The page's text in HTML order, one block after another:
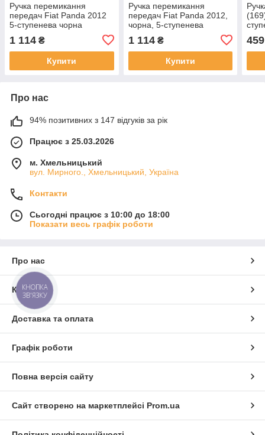
Ручка перемикання
передач Fiat Panda 2012
5-ступенева чорна
1 114 ₴
Купити
Ручка перемикання
передач Fiat Panda 2012,
чорна, 5-ступенева
1 114₴
Купити
459
Про нас
94% позитивних з 147 відгуків за рік
Працює з 25.03.2026
м. Хмельницький
вул. Мирного., Хмельницький, Україна
Контакти
Сьогодні працює з 10:00 до 18:00
Показати весь графік роботи
Про нас
Контакти
Доставка та оплата
Графік роботи
Повна версія сайту
Сайт створено на маркетплейсі Prom.ua
КНОПКА
ЗВ'ЯЗКУ